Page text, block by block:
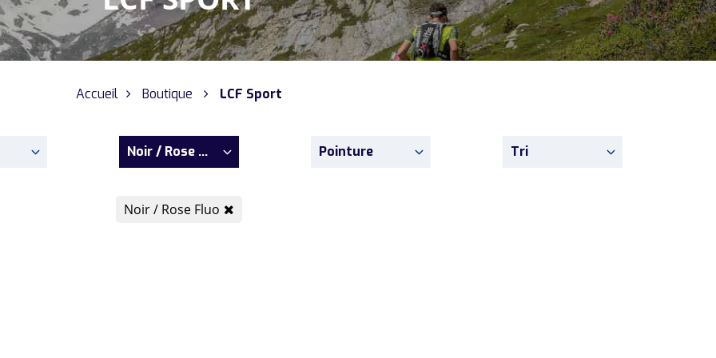
Accueil Boutique LCF Sport
Noir / Rose Fluo Pointure Tri
Noir / Rose Fluo